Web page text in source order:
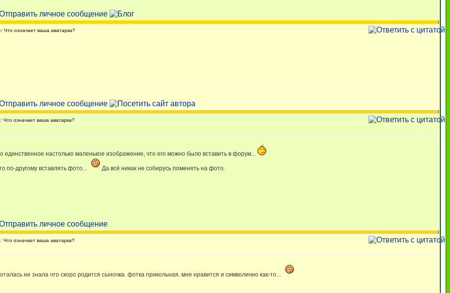
Что означает ваша аватарка?
Что означает ваша аватарка?
единственное настолько маленькое изображение, что его можно было вставить в форум...
по-другому вставлять фото...
Да всё никак не собирусь поменять на фото.
Что означает ваша аватарка?
не знала что скоро родится сыночка. фотка прикольная. мне нравится и символично как-то...